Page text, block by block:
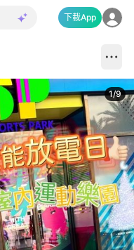
下載App
1/9